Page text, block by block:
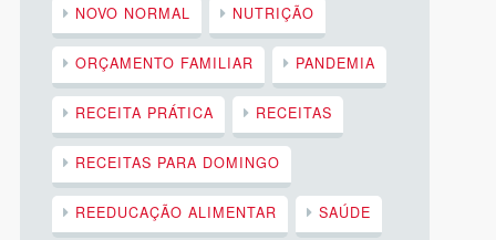
NOVO NORMAL NUTRIÇÃO
ORÇAMENTO FAMILIAR PANDEMIA
RECEITA PRÁTICA RECEITAS
RECEITAS PARA DOMINGO
REEDUCAÇÃO ALIMENTAR SAÚDE